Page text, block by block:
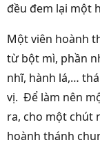
đều đem lại một
Một viên hoành
từ bột mì, phần
nhĩ, hành lá,…
vị. Để làm nên
ra, cho một chút
hoành thánh